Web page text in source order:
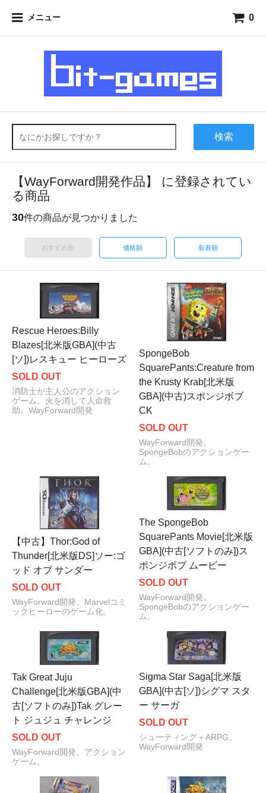
メニュー 0
検索
【WayForward開発作品】 に登録されてい
る商品
30件の商品が見つかりました
おすすめ順 価格順 新着順
Rescue Heroes:Billy
Blazes[北米版GBA](中古
[ソ])レスキュー ヒーローズ
SOLD OUT
消防士が主人公のアクション
ゲーム。火を消して人命救
助。WayForward開発
SpongeBob
SquarePants:Creature from
the Krusty Krab[北米版
GBA](中古)スポンジボブ
CK
SOLD OUT
WayForward開発。
SpongeBobのアクションゲー
ム。
【中古】Thor:God of
Thunder[北米版DS]ソー:ゴ
ッド オブ サンダー
SOLD OUT
WayForward開発。Marvelコミ
ックヒーローのゲーム化。
The SpongeBob
SquarePants Movie[北米版
GBA](中古[ソフトのみ])ス
ポンジボブ ムービー
SOLD OUT
WayForward開発。
SpongeBobのアクションゲー
ム。
Tak Great Juju
Challenge[北米版GBA](中
古[ソフトのみ])Tak グレー
ト ジュジュ チャレンジ
SOLD OUT
WayForward開発。アクション
ゲーム。
Sigma Star Saga[北米版
GBA](中古[ソ])シグマ スタ
ー サーガ
SOLD OUT
シューティング＋ARPG。
WayForward開発